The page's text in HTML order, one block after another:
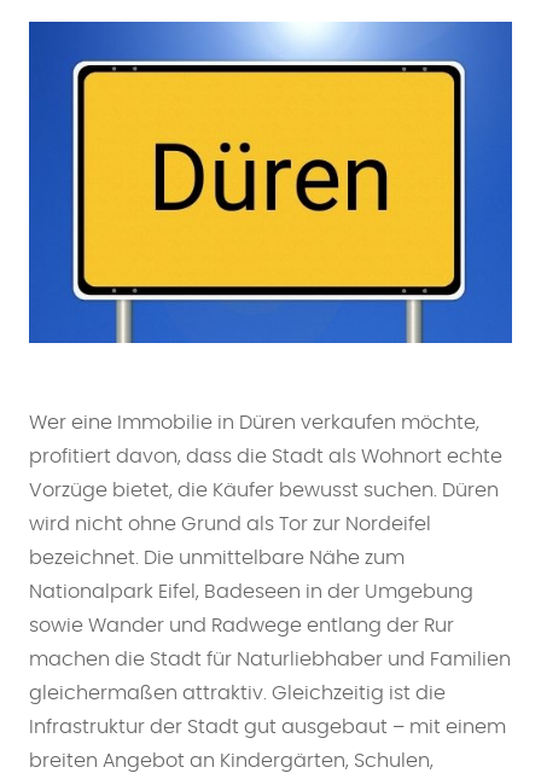
Wer eine Immobilie in Düren verkaufen möchte,
profitiert davon, dass die Stadt als Wohnort echte
Vorzüge bietet, die Käufer bewusst suchen. Düren
wird nicht ohne Grund als Tor zur Nordeifel
bezeichnet. Die unmittelbare Nähe zum
Nationalpark Eifel, Badeseen in der Umgebung
sowie Wander und Radwege entlang der Rur
machen die Stadt für Naturliebhaber und Familien
gleichermaßen attraktiv. Gleichzeitig ist die
Infrastruktur der Stadt gut ausgebaut – mit einem
breiten Angebot an Kindergärten, Schulen,